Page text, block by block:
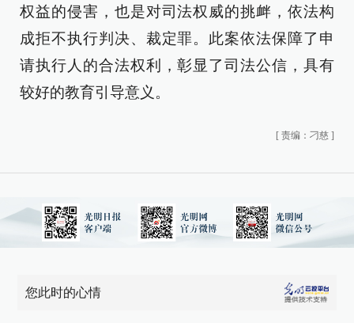
权益的侵害，也是对司法权威的挑衅，依法构
成拒不执行判决、裁定罪。此案依法保障了申
请执行人的合法权利，彰显了司法公信，具有
较好的教育引导意义。
[ 责编：刁慈 ]
您此时的心情